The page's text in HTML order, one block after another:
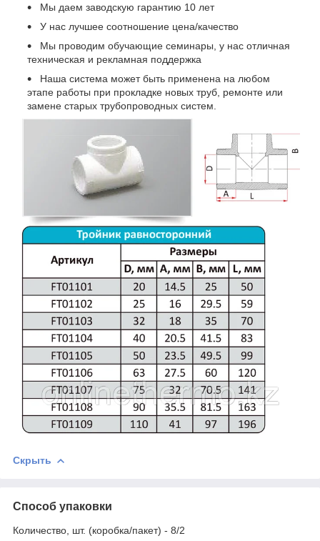
Мы даем заводскую гарантию 10 лет
У нас лучшее соотношение цена/качество
Мы проводим обучающие семинары, у нас отличная
техническая и рекламная поддержка
Наша система может быть применена на любом
этапе работы при прокладке новых труб, ремонте или
замене старых трубопроводных систем.
Скрыть
Способ упаковки
Количество, шт. (коробка/пакет) - 8/2